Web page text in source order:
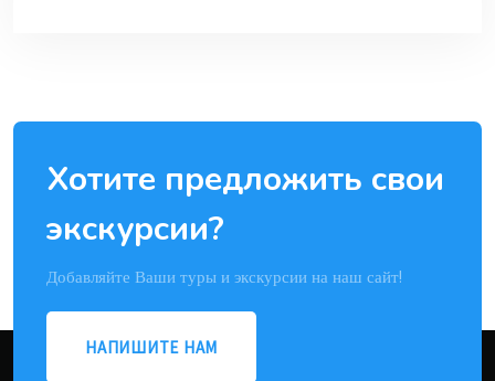
Хотите предложить свои
экскурсии?
Добавляйте Ваши туры и экскурсии на наш сайт!
НАПИШИТЕ НАМ